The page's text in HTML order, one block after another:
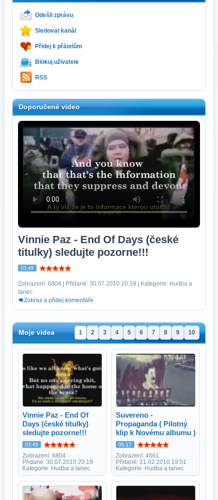
Odešli zprávu
Sledovat kanál
Přidej k přátelům
Blokuj uživatele
RSS
Doporučené video
Vinnie Paz - End Of Days (české
titulky) sledujte pozorne!!!
03:49
Zobrazení: 6804 | Přidané: 30.07.2010 20:19 | Kategorie: Hudba a
tanec
Zobraz a přidej komentáře
Moje videa 1 2 3 4 5 6 7 8 9 10
Vinnie Paz - End Of
Days (české titulky)
sledujte pozorne!!!
03:49
Zobrazení: 6804
Přidané: 30.07.2010 20:19
Kategorie: Hudba a tanec
Suvereno -
Propaganda ( Pilotný
klip k Novému albumu )
05:17
Zobrazení: 4661
Přidané: 21.02.2010 19:51
Kategorie: Hudba a tanec